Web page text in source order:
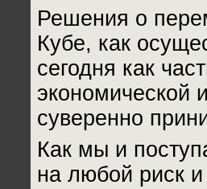
Решения о
Кубе, как
сегодня как
экономической
суверенно
Как мы и
на любой риск